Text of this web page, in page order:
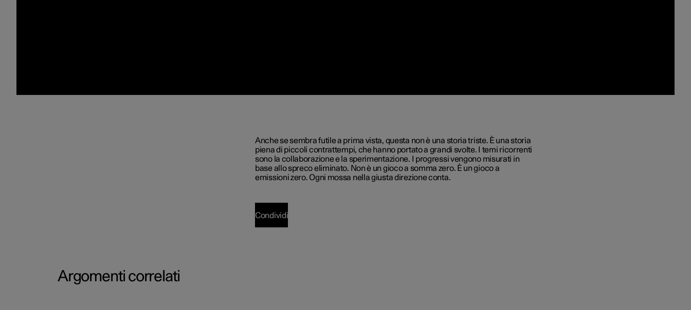
Anche se sembra futile a prima vista, questa non è una storia triste. È una storia
piena di piccoli contrattempi, che hanno portato a grandi svolte. I temi ricorrenti
sono la collaborazione e la sperimentazione. I progressi vengono misurati in
base allo spreco eliminato. Non è un gioco a somma zero. È un gioco a
emissioni zero. Ogni mossa nella giusta direzione conta.
Condividi
Argomenti correlati